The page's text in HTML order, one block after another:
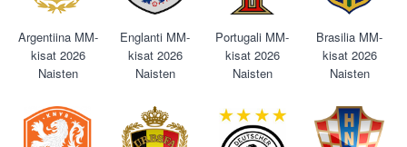
Argentiina MM-
kisat 2026
Naisten
Englanti MM-
kisat 2026
Naisten
Portugali MM-
kisat 2026
Naisten
Brasilia MM-
kisat 2026
Naisten